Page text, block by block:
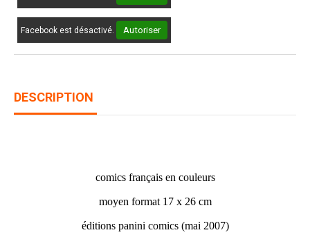
Facebook est désactivé. Autoriser
DESCRIPTION
comics français en couleurs
moyen format 17 x 26 cm
éditions panini comics (mai 2007)